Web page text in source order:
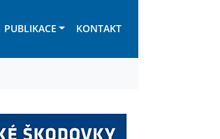
PUBLIKACE KONTAKT